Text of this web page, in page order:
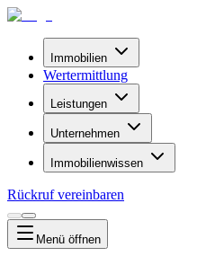
Immobilien
Wertermittlung
Leistungen
Unternehmen
Immobilienwissen
Rückruf vereinbaren
Menü öffnen